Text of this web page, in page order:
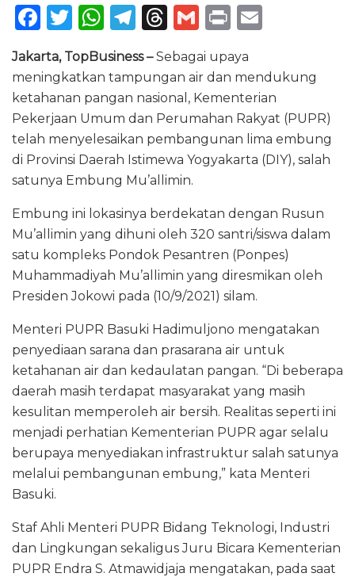
F
c
e
b
o
o
k
T
it
te
r
W
h
a
ts
A
p
p
T
e
g
ra
m
T
re
a
d
s
G
ai
l
P
n
t
ai
l
Jakarta, TopBusiness –Sebagai upaya
meningkatkan tampungan air dan mendukung
ketahanan pangan nasional, Kementerian
Pekerjaan Umum dan Perumahan Rakyat (PUPR)
telah menyelesaikan pembangunan lima embung
di Provinsi Daerah Istimewa Yogyakarta (DIY), salah
satunya Embung Mu’allimin.
Embung ini lokasinya berdekatan dengan Rusun
Mu’allimin yang dihuni oleh 320 santri/siswa dalam
satu kompleks Pondok Pesantren (Ponpes)
Muhammadiyah Mu’allimin yang diresmikan oleh
Presiden Jokowi pada (10/9/2021) silam.
Menteri PUPR Basuki Hadimuljono mengatakan
penyediaan sarana dan prasarana air untuk
ketahanan air dan kedaulatan pangan. “Di beberapa
daerah masih terdapat masyarakat yang masih
kesulitan memperoleh air bersih. Realitas seperti ini
menjadi perhatian Kementerian PUPR agar selalu
berupaya menyediakan infrastruktur salah satunya
melalui pembangunan embung,” kata Menteri
Basuki.
Staf Ahli Menteri PUPR Bidang Teknologi, Industri
dan Lingkungan sekaligus Juru Bicara Kementerian
PUPR Endra S. Atmawidjaja mengatakan, pada saat